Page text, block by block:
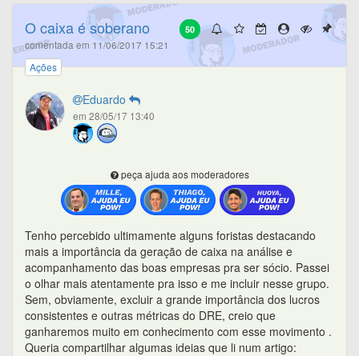
50
O caixa é soberano
comentada em 11/06/2017 15:21
Ações
Eduardo
em 28/05/17 13:40
peça ajuda aos moderadores
Tenho percebido ultimamente alguns foristas destacando
mais a importância da geração de caixa na análise e
acompanhamento das boas empresas pra ser sócio. Passei
o olhar mais atentamente pra isso e me incluir nesse grupo.
Sem, obviamente, excluir a grande importância dos lucros
consistentes e outras métricas do DRE, creio que
ganharemos muito em conhecimento com esse movimento .
Queria compartilhar algumas ideias que li num artigo: